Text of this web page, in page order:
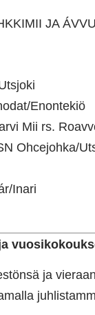
JA
Enontekiö
Mii rs.
Ohcejohka/
Inari
ja